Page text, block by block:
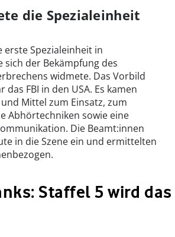
die Spezialeinheit
erste Spezialeinheit in
sich der Bekämpfung des
widmete. Das Vorbild
das FBI in den USA. Es kamen
Mittel zum Einsatz, zum
Abhörtechniken sowie eine
Die Beamt:innen
in die Szene ein und ermittelten
Staffel 5 wird das